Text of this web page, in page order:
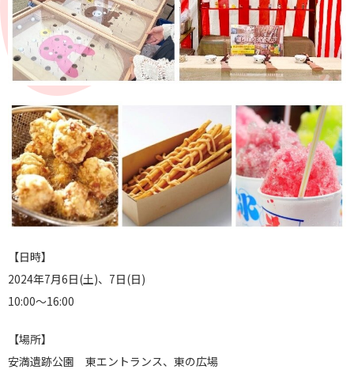
【日時】
2024年7月6日(土)、7日(日)
10:00～16:00
【場所】
安満遺跡公園 東エントランス、東の広場